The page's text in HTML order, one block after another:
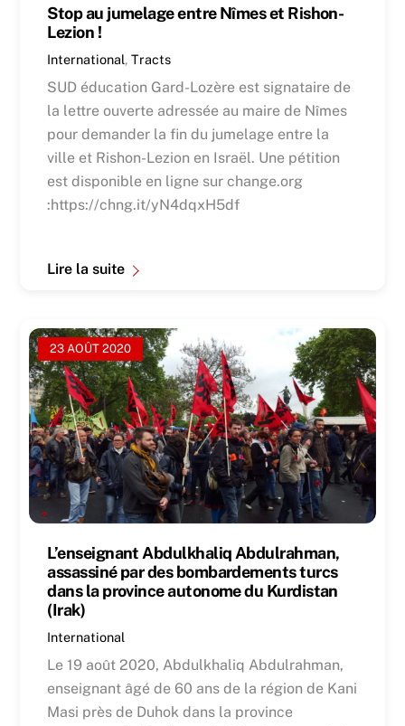
Stop au jumelage entre Nîmes et Rishon-
Lezion !
International,Tracts
SUD éducation Gard-Lozère est signataire de
la lettre ouverte adressée au maire de Nîmes
pour demander la fin du jumelage entre la
ville et Rishon-Lezion en Israël. Une pétition
est disponible en ligne sur change.org
:https://chng.it/yN4dqxH5df
Lire la suite
23 AOÛT 2020
L’enseignant Abdulkhaliq Abdulrahman,
assassiné par des bombardements turcs
dans la province autonome du Kurdistan
(Irak)
International
Le 19 août 2020, Abdulkhaliq Abdulrahman,
enseignant âgé de 60 ans de la région de Kani
Masi près de Duhok dans la province